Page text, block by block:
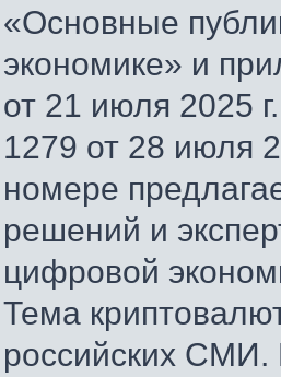
«Основные
экономике» и
от 21 июля 2025
1279 от 28 июля
номере
решений и
цифровой
Тема
российских СМИ.